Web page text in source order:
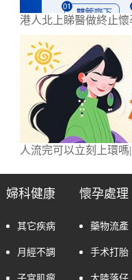
港人北上睇醫做終止
人流完可以立刻上環
婦科健康
其它疾病
月經不調
懷孕處理
藥物流產
手术打胎